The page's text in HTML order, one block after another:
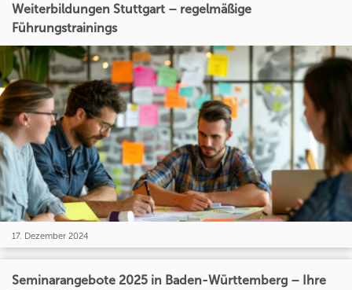
Weiterbildungen Stuttgart – regelmäßige
Führungstrainings
17. Dezember 2024
Seminarangebote 2025 in Baden-Württemberg – Ihre